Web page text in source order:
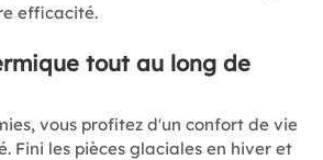
efficacité.
tout au long de
vous profitez d'un confort de vie
Fini les pièces glaciales en hiver et